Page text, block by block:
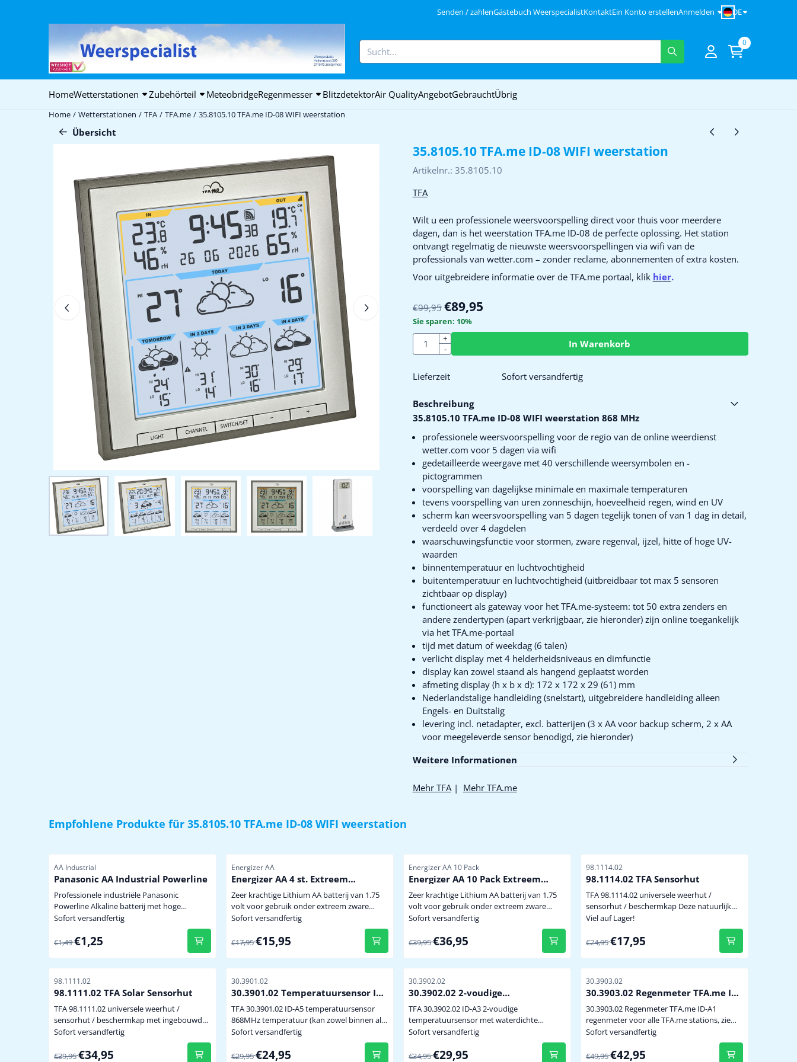
Senden / zahlenGästebuch WeerspecialistKontaktEin Konto erstellenAnmelden DE
Suche 0
HomeWetterstationen Zubehörteil MeteobridgeRegenmesser BlitzdetektorAir QualityAngebotGebrauchtÜbrig
Home / Wetterstationen / TFA / TFA.me / 35.8105.10 TFA.me ID-08 WIFI weerstation
Übersicht
35.8105.10 TFA.me ID-08 WIFI weerstation
Artikelnr.: 35.8105.10
TFA
Wilt u een professionele weersvoorspelling direct voor thuis voor meerdere
dagen, dan is het weerstation TFA.me ID-08 de perfecte oplossing. Het station
ontvangt regelmatig de nieuwste weersvoorspellingen via wifi van de
professionals van wetter.com – zonder reclame, abonnementen of extra kosten.
Voor uitgebreidere informatie over de TFA.me portaal, klik hier.
€99,95 €89,95
Sie sparen: 10%
Anzahl
+
-
In Warenkorb
Lieferzeit Sofort versandfertig
Beschreibung
35.8105.10 TFA.me ID-08 WIFI weerstation 868 MHz
professionele weersvoorspelling voor de regio van de online weerdienst
wetter.com voor 5 dagen via wifi
gedetailleerde weergave met 40 verschillende weersymbolen en -
pictogrammen
voorspelling van dagelijkse minimale en maximale temperaturen
tevens voorspelling van uren zonneschijn, hoeveelheid regen, wind en UV
scherm kan weersvoorspelling van 5 dagen tegelijk tonen of van 1 dag in detail,
verdeeld over 4 dagdelen
waarschuwingsfunctie voor stormen, zware regenval, ijzel, hitte of hoge UV-
waarden
binnentemperatuur en luchtvochtigheid
buitentemperatuur en luchtvochtigheid (uitbreidbaar tot max 5 sensoren
zichtbaar op display)
functioneert als gateway voor het TFA.me-systeem: tot 50 extra zenders en
andere zendertypen (apart verkrijgbaar, zie hieronder) zijn online toegankelijk
via het TFA.me-portaal
tijd met datum of weekdag (6 talen)
verlicht display met 4 helderheidsniveaus en dimfunctie
display kan zowel staand als hangend geplaatst worden
afmeting display (h x b x d): 172 x 172 x 29 (61) mm
Nederlandstalige handleiding (snelstart), uitgebreidere handleiding alleen
Engels- en Duitstalig
levering incl. netadapter, excl. batterijen (3 x AA voor backup scherm, 2 x AA
voor meegeleverde sensor benodigd, zie hieronder)
Weitere Informationen
Mehr TFA| Mehr TFA.me
Empfohlene Produkte für 35.8105.10 TFA.me ID-08 WIFI weerstation
Artikelnummer
AA Industrial
Panasonic AA Industrial Powerline
Professionele industriële Panasonic
Powerline Alkaline batterij met hoge
capaciteit dus minder vaak batterijen
model AA prijs per stuk
Sofort versandfertig
Von 1,49 für 1,25
€1,49€1,25
Artikelnummer
Energizer AA
Energizer AA 4 st. Extreem
krachtige Winterbestendige
Lithium Batterij
Zeer krachtige Lithium AA batterij van 1.75
volt voor gebruik onder extreem zware
omstandigheden of langdurige belasting. Bij
een temperatuur van -40 graden levert de
batterij nog 70% spanning en stroom. Uitval
zendsignaal van de sensor sterke...
Sofort versandfertig
Von 17,95 für 15,95
€17,95€15,95
Artikelnummer
Energizer AA 10 Pack
Energizer AA 10 Pack Extreem
krachtige Winterbestendige
Lithium Batterij
Zeer krachtige Lithium AA batterij van 1.75
volt voor gebruik onder extreem zware
omstandigheden of langdurige belasting. Bij
een temperatuur van -40 graden levert de
batterij nog 70% spanning en stroom. Uitval
zendsignaal van de sensor sterke...
Sofort versandfertig
Von 39,95 für 36,95
€39,95€36,95
Artikelnummer
98.1114.02
98.1114.02 TFA Sensorhut
TFA 98.1114.02 universele weerhut /
sensorhut / beschermkap Deze natuurlijk
geventileerde TFA sensorhut kan gebruikt
temperatuur/hygrosensoren door de ruime
afmetingen in de sensorhut. De sensor is
etc. Tevens is de sensor enigszin...
Viel auf Lager!
Von 24,95 für 17,95
€24,95€17,95
Artikelnummer
98.1111.02
98.1111.02 TFA Solar Sensorhut
TFA 98.1111.02 universele weerhut /
sensorhut / beschermkap met ingebouwde
ventilator en zonnepaneeltje Deze actief op
zonnenergie geventileerde TFA sensorhut
kan gebruikt worden voor héél veel merken
Sofort versandfertig
Von 39,95 für 34,95
€39,95€34,95
Artikelnummer
30.3901.02
30.3901.02 Temperatuursensor ID-
A5
TFA 30.3901.02 ID-A5 temperatuursensor
868MHz temperatuur (kan zowel binnen als
buiten gebruikt worden) mogelijkheid tot
het aansluiten van een waterproof kabel
sensor (30.3540.01 optioneel, zie hieronder)
Sofort versandfertig
Von 29,95 für 24,95
€29,95€24,95
Artikelnummer
30.3902.02
30.3902.02 2-voudige
temperatuursensor ID-A3
TFA 30.3902.02 ID-A3 2-voudige
temperatuursensor met waterdichte
kabelsensor 868 MHz voor de meting van de
gelijktijdige temperatuurmeting van de
Sofort versandfertig
Von 34,95 für 29,95
€34,95€29,95
Artikelnummer
30.3903.02
30.3903.02 Regenmeter TFA.me ID-
A1
30.3903.02 Regenmeter TFA.me ID-A1
regenmeter voor alle TFA.me stations, zie
hieronder levering excl. batterijen (2 x AA
Sofort versandfertig
Von 49,95 für 42,95
€49,95€42,95